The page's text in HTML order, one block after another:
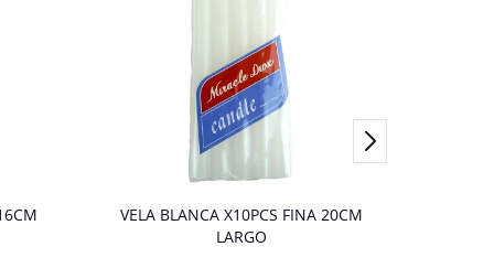
VELA BLANCA X10PCS FINA 20CM
LARGO